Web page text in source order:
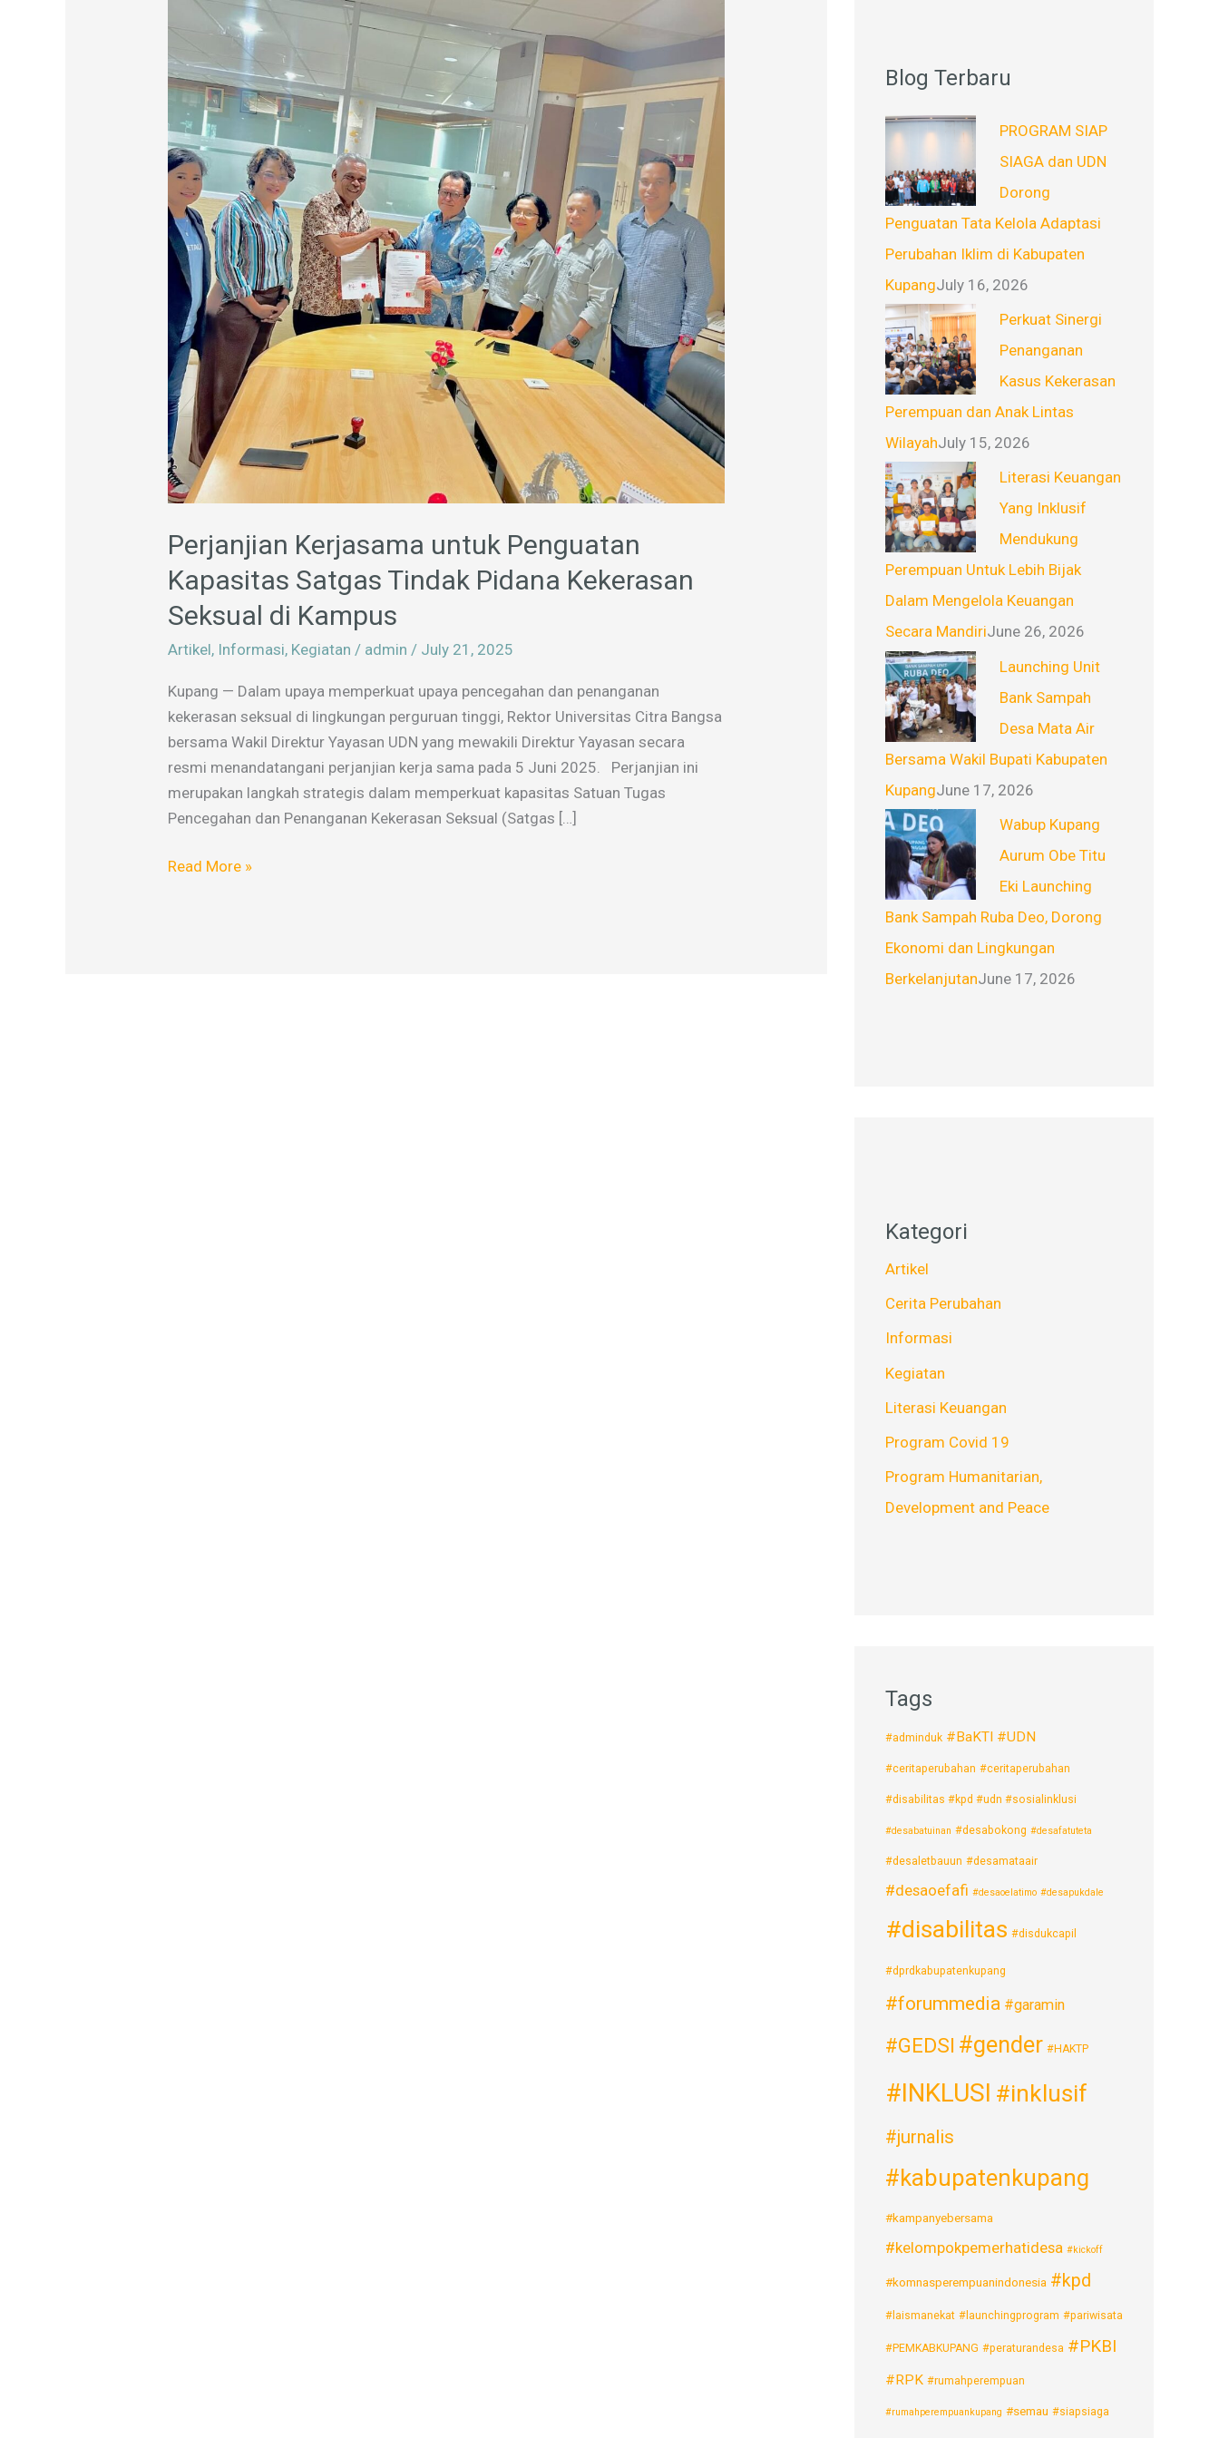
Perjanjian Kerjasama untuk Penguatan
Kapasitas Satgas Tindak Pidana Kekerasan
Seksual di Kampus
Artikel, Informasi, Kegiatan / admin / July 21, 2025
Kupang — Dalam upaya memperkuat upaya pencegahan dan penanganan
kekerasan seksual di lingkungan perguruan tinggi, Rektor Universitas Citra Bangsa
bersama Wakil Direktur Yayasan UDN yang mewakili Direktur Yayasan secara
resmi menandatangani perjanjian kerja sama pada 5 Juni 2025. Perjanjian ini
merupakan langkah strategis dalam memperkuat kapasitas Satuan Tugas
Pencegahan dan Penanganan Kekerasan Seksual (Satgas […]
Penguatan
Kapasitas
Satgas
Tindak
Pidana
Kekerasan
Seksual
di
Kampus
Read More »
Blog Terbaru
PROGRAM SIAP
SIAGA dan UDN
Dorong
Penguatan Tata Kelola Adaptasi
Perubahan Iklim di Kabupaten
KupangJuly 16, 2026
Perkuat Sinergi
Penanganan
Kasus Kekerasan
Perempuan dan Anak Lintas
WilayahJuly 15, 2026
Literasi Keuangan
Yang Inklusif
Mendukung
Perempuan Untuk Lebih Bijak
Dalam Mengelola Keuangan
Secara MandiriJune 26, 2026
Launching Unit
Bank Sampah
Desa Mata Air
Bersama Wakil Bupati Kabupaten
KupangJune 17, 2026
Wabup Kupang
Aurum Obe Titu
Eki Launching
Bank Sampah Ruba Deo, Dorong
Ekonomi dan Lingkungan
BerkelanjutanJune 17, 2026
Kategori
Artikel
Cerita Perubahan
Informasi
Kegiatan
Literasi Keuangan
Program Covid 19
Program Humanitarian,
Development and Peace
Tags
#adminduk #BaKTI #UDN
#ceritaperubahan #ceritaperubahan
#disabilitas #kpd #udn #sosialinklusi
#desabatuinan #desabokong #desafatuteta
#desaletbauun #desamataair
#desaoefafi #desaoelatimo #desapukdale
#disabilitas #disdukcapil
#dprdkabupatenkupang
#forummedia #garamin
#GEDSI #gender #HAKTP
#INKLUSI #inklusif
#jurnalis
#kabupatenkupang
#kampanyebersama
#kelompokpemerhatidesa #kickoff
#komnasperempuanindonesia #kpd
#laismanekat #launchingprogram #pariwisata
#PEMKABKUPANG #peraturandesa #PKBI
#RPK #rumahperempuan
#rumahperempuankupang #semau #siapsiaga